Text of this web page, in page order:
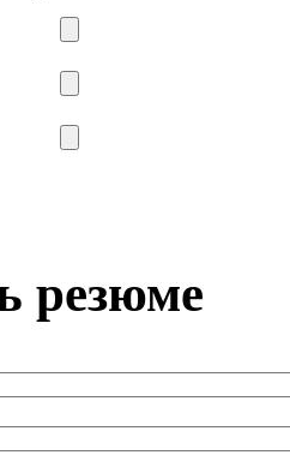
резюме